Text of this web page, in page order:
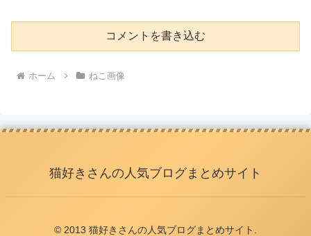
コメントを書き込む
ホーム ねこ画像
猫好きさんの人気ブログまとめサイト
© 2013 猫好きさんの人気ブログまとめサイト.